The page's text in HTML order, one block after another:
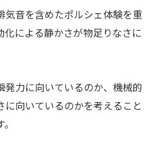
気音を含めたポルシェ体験を重
による静かさが物足りなさに
発力に向いているのか、機械的
向いているのかを考えること